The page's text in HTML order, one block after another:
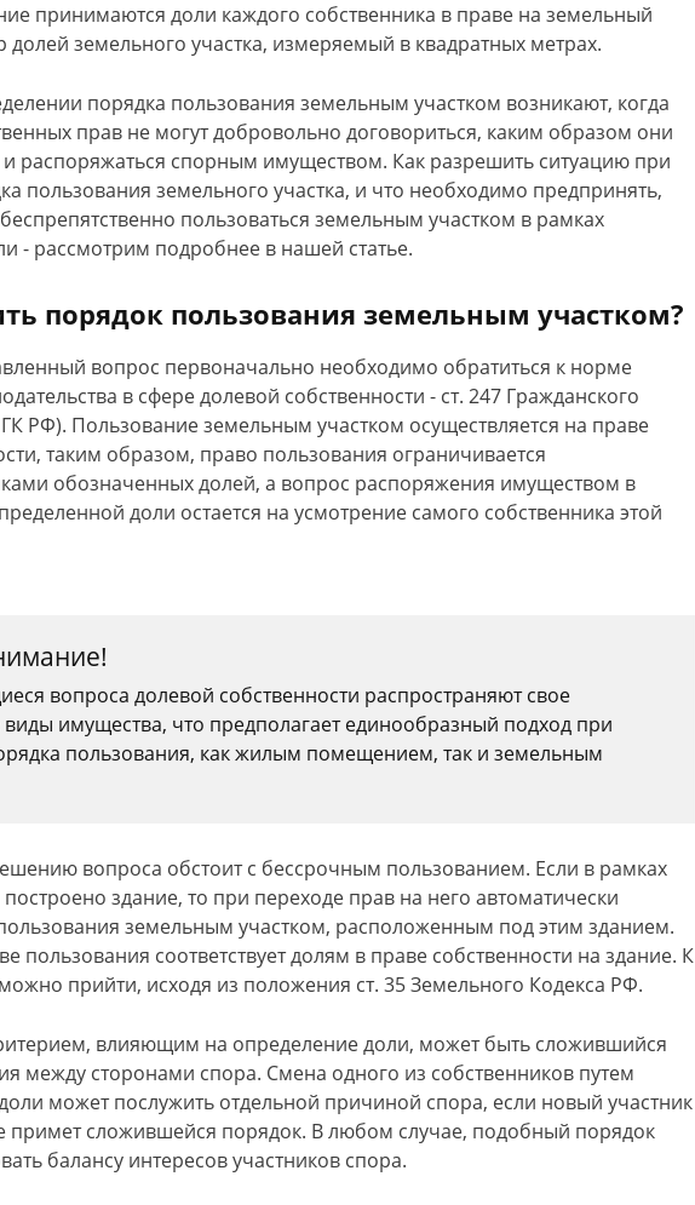
принимаются доли каждого собственника в праве на земельный
долей земельного участка, измеряемый в квадратных метрах.
порядка пользования земельным участком возникают, когда
прав не могут добровольно договориться, каким образом они
и распоряжаться спорным имуществом. Как разрешить ситуацию при
пользования земельного участка, и что необходимо предпринять,
пользоваться земельным участком в рамках
- рассмотрим подробнее в нашей статье.
порядок пользования земельным участком?
вопрос первоначально необходимо обратиться к норме
в сфере долевой собственности - ст. 247 Гражданского
РФ). Пользование земельным участком осуществляется на праве
таким образом, право пользования ограничивается
обозначенных долей, а вопрос распоряжения имуществом в
доли остается на усмотрение самого собственника этой
вопроса долевой собственности распространяют свое
виды имущества, что предполагает единообразный подход при
пользования, как жилым помещением, так и земельным
вопроса обстоит с бессрочным пользованием. Если в рамках
здание, то при переходе прав на него автоматически
земельным участком, расположенным под этим зданием.
пользования соответствует долям в праве собственности на здание. К
прийти, исходя из положения ст. 35 Земельного Кодекса РФ.
влияющим на определение доли, может быть сложившийся
между сторонами спора. Смена одного из собственников путем
может послужить отдельной причиной спора, если новый участник
примет сложившейся порядок. В любом случае, подобный порядок
балансу интересов участников спора.